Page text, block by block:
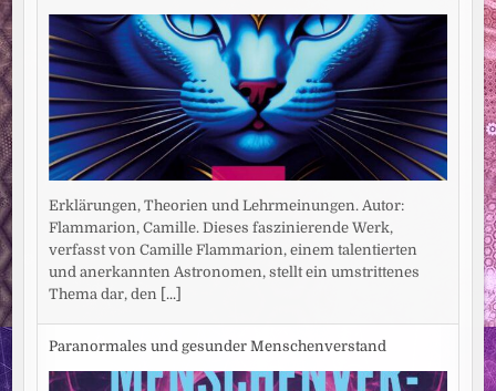
Erklärungen, Theorien und Lehrmeinungen. Autor:
Flammarion, Camille. Dieses faszinierende Werk,
verfasst von Camille Flammarion, einem talentierten
und anerkannten Astronomen, stellt ein umstrittenes
Thema dar, den [...]
Paranormales und gesunder Menschenverstand